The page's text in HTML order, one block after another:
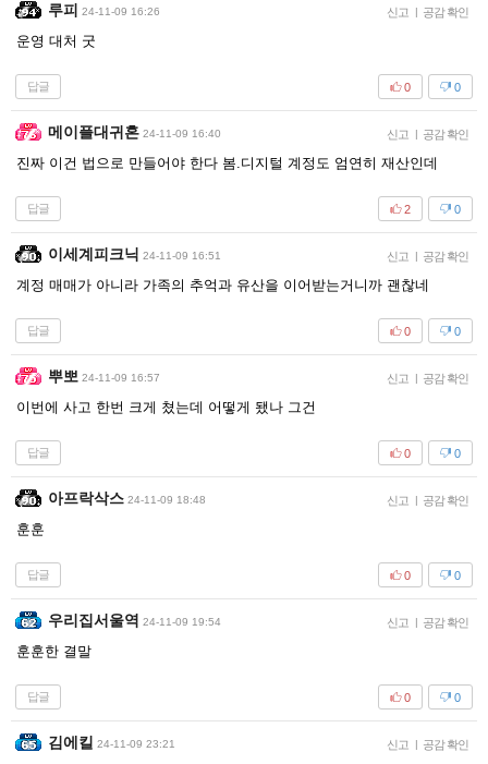
루피 24-11-09 16:26 신고 | 공감 확인
운영 대처 굿
답글 0
0
메이플대귀혼 24-11-09 16:40 신고 | 공감 확인
진짜 이건 법으로 만들어야 한다 봄.디지털 계정도 엄연히 재산인데
답글 0
2
이세계피크닉 24-11-09 16:51 신고 | 공감 확인
계정 매매가 아니라 가족의 추억과 유산을 이어받는거니까 괜찮네
답글 0
0
뿌뽀 24-11-09 16:57 신고 | 공감 확인
이번에 사고 한번 크게 쳤는데 어떻게 됐나 그건
답글 0
0
아프락삭스 24-11-09 18:48 신고 | 공감 확인
훈훈
답글 0
0
우리집서울역 24-11-09 19:54 신고 | 공감 확인
훈훈한 결말
답글 0
0
김에킬 24-11-09 23:21 신고 | 공감 확인